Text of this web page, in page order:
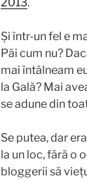
Și într-un fel e
Păi cum nu?
mai întâlneam
la Gală? Mai
se adune din
Se putea, dar
la un loc, fără o
bloggerii să